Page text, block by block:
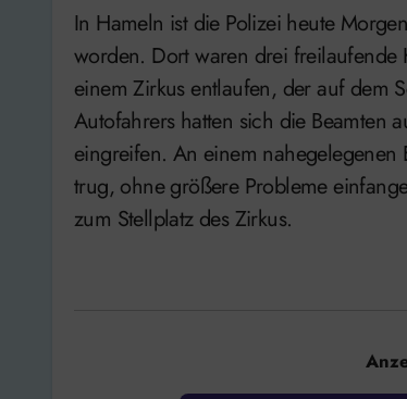
In Hameln ist die Polizei heute Morgen zu einem tierischen Einsatz an der Klütstraße gerufen
worden. Dort waren drei freilaufende
einem Zirkus entlaufen, der auf dem
Autofahrers hatten sich die Beamten
eingreifen. An einem nahegelegenen
trug, ohne größere Probleme
zum Stellplatz des Zirkus.